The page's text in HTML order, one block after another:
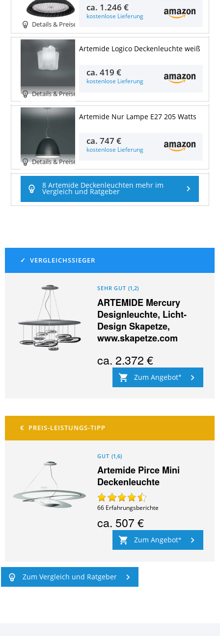
Details & Preise
ca. 1.246 €
kostenlose Lieferung
Details & Preise
Artemide Logico Deckenleuchte weiß
ca.419 €
kostenlose Lieferung
Details & Preise
Artemide Nur Lampe E27 205 Watts
ca.747 €
kostenlose Lieferung
8 Artemide Deckenleuchten mehr im
Vergleich und Ratgeber
SEHR GUT (1,2)
ARTEMIDE Mercury
Designleuchte, Licht-
Design Skapetze,
www.skapetze.com
ca.2.372 €
Zum Angebot
GUT (1,6)
Artemide Pirce Mini
Deckenleuchte
66 Erfahrungsberichte
ca. 507 €
Zum Angebot
Zum Vergleich und Ratgeber